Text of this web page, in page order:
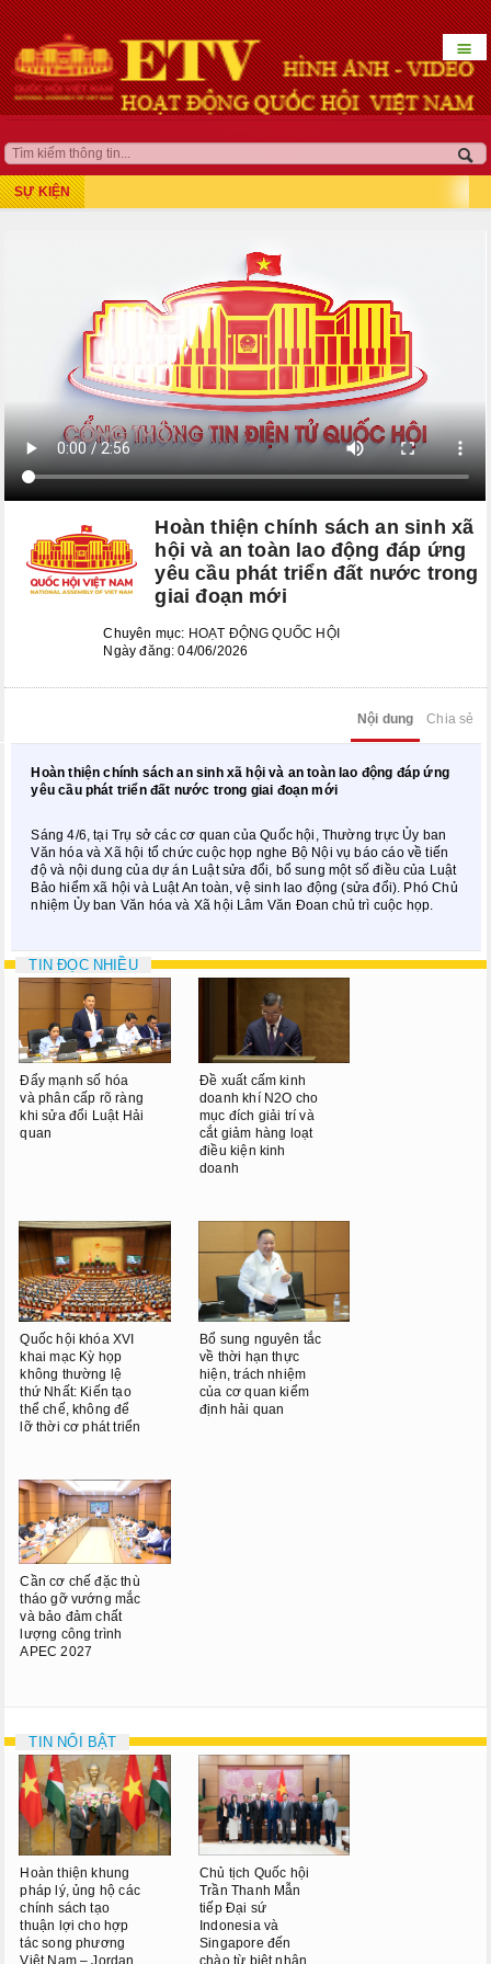
QUỐC HỘI KHÓA XV
Kỳ họp thứ 8
Kỳ họp thứ 10
Kỳ họp thứ 9
Kỳ họp bất thường lần thứ 9
Kỳ họp thứ 6
Kỳ họp thứ 5
KỲ HỌP BẤT THƯỜNG LẦN
CÁC PHIÊN HỌP UBTVQH
Phiên họp thứ 35
Phiên họp thứ 39
Phiên họp thứ 42
Phiên họp thứ 44
Phiên họp giữa kỳ
Phiên họp thứ 27
Phiên họp giữa 2 đợt của kỳ
họp thứ 6
TIẾP XÚC CỬ TRI
CHƯƠNG TRÌNH GIÁM SÁT
☰
SỰ KIỆN
Hoàn thiện chính sách an sinh xã
hội và an toàn lao động đáp ứng
yêu cầu phát triển đất nước trong
giai đoạn mới
Chuyên mục: HOẠT ĐỘNG QUỐC HỘI
Ngày đăng: 04/06/2026
Chia sẻ
Nội dung
Hoàn thiện chính sách an sinh xã hội và an toàn lao động đáp ứng
yêu cầu phát triển đất nước trong giai đoạn mới
Sáng 4/6, tại Trụ sở các cơ quan của Quốc hội, Thường trực Ủy ban
Văn hóa và Xã hội tổ chức cuộc họp nghe Bộ Nội vụ báo cáo về tiến
độ và nội dung của dự án Luật sửa đổi, bổ sung một số điều của Luật
Bảo hiểm xã hội và Luật An toàn, vệ sinh lao động (sửa đổi). Phó Chủ
nhiệm Ủy ban Văn hóa và Xã hội Lâm Văn Đoan chủ trì cuộc họp.
TIN ĐỌC NHIỀU
Đẩy mạnh số hóa
và phân cấp rõ ràng
khi sửa đổi Luật Hải
quan
Đề xuất cấm kinh
doanh khí N2O cho
mục đích giải trí và
cắt giảm hàng loạt
điều kiện kinh
doanh
Quốc hội khóa XVI
khai mạc Kỳ họp
không thường lệ
thứ Nhất: Kiến tạo
thể chế, không để
lỡ thời cơ phát triển
Bổ sung nguyên tắc
về thời hạn thực
hiện, trách nhiệm
của cơ quan kiểm
định hải quan
Cần cơ chế đặc thù
tháo gỡ vướng mắc
và bảo đảm chất
lượng công trình
APEC 2027
TIN NỔI BẬT
Hoàn thiện khung
pháp lý, ủng hộ các
chính sách tạo
thuận lợi cho hợp
tác song phương
Chủ tịch Quốc hội
Trần Thanh Mẫn
tiếp Đại sứ
Indonesia và
Singapore đến